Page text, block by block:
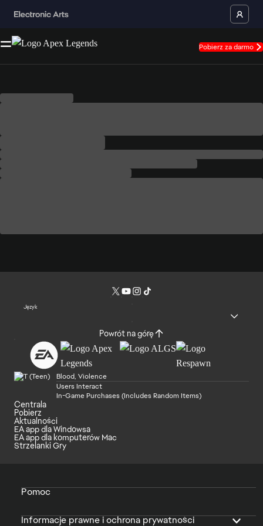
Pobierz za darmo
Język
Powrót na górę
Blood, Violence
Users Interact
In-Game Purchases (Includes Random Items)
Centrala
Pobierz
Aktualności
EA app dla Windowsa
EA app dla komputerów Mac
Strzelanki Gry
Pomoc
Informacje prawne i ochrona prywatności